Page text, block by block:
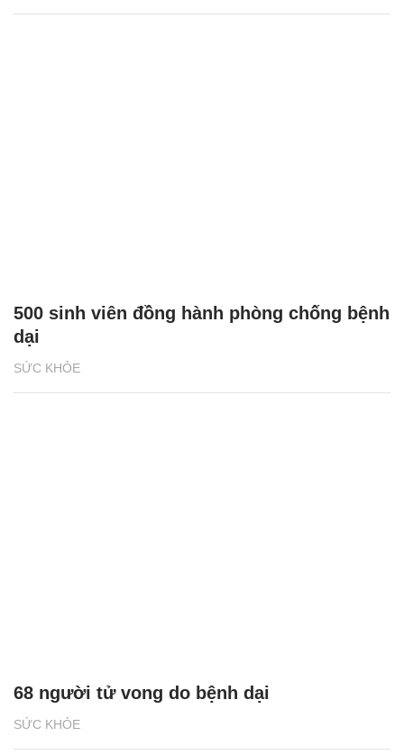
SỨC KHỎE
500 sinh viên đồng hành phòng chống bệnh
dại
SỨC KHỎE
68 người tử vong do bệnh dại